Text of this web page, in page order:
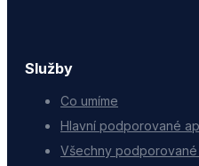
Služby
Co umíme
Hlavní podporované
Všechny